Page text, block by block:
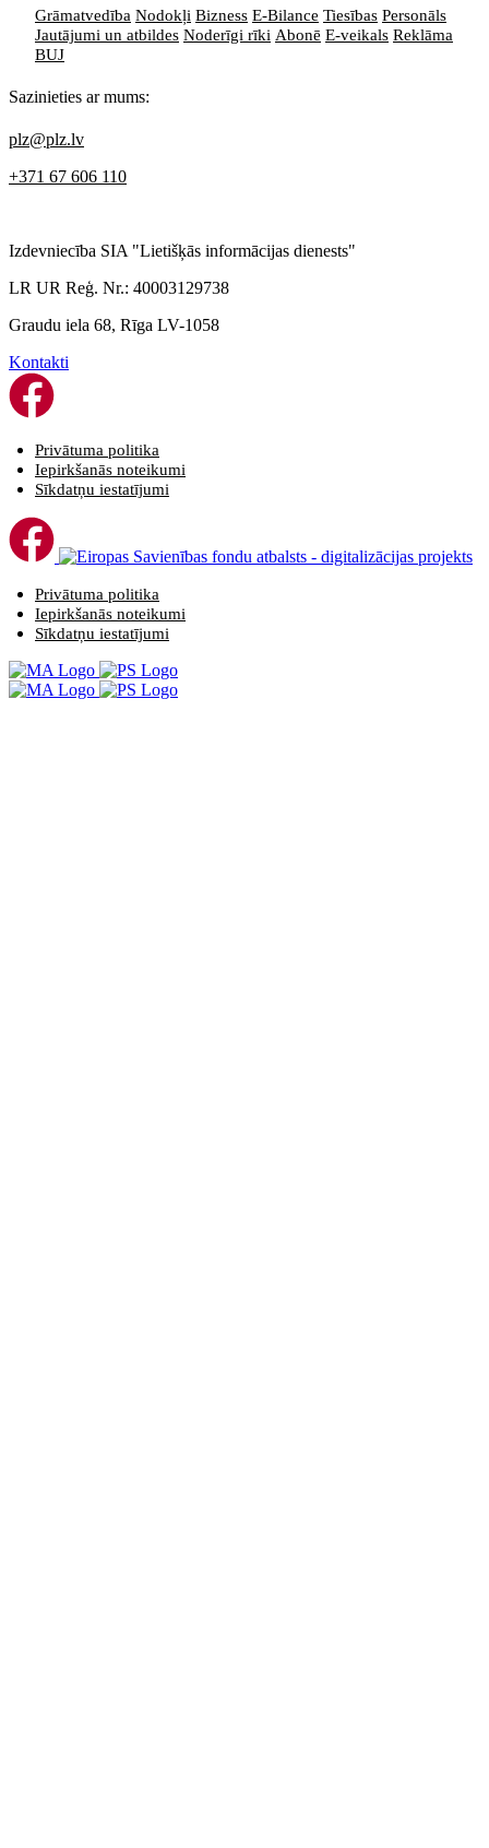
Grāmatvedība Nodokļi Bizness E-Bilance Tiesības Personāls
Jautājumi un atbildes Noderīgi rīki Abonē E-veikals Reklāma
BUJ
Sazinieties ar mums:
plz@plz.lv
+371 67 606 110
Izdevniecība SIA "Lietišķās informācijas dienests"
LR UR Reģ. Nr.: 40003129738
Graudu iela 68, Rīga LV-1058
Kontakti
Privātuma politika
Iepirkšanās noteikumi
Sīkdatņu iestatījumi
Privātuma politika
Iepirkšanās noteikumi
Sīkdatņu iestatījumi